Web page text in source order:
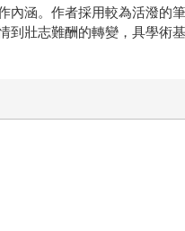
涵。作者採用較為活潑的
壯志難酬的轉變，具學術